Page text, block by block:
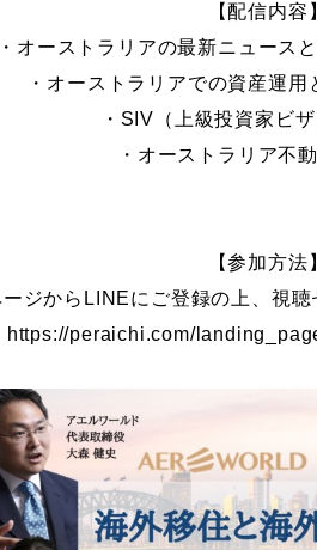
【配信内容】
オーストラリアの最新ニュース
・オーストラリアでの資産運
・SIV（上級投資家ビ
・オーストラリア不
【参加方法】
ジからLINEにご登録の上、視
https://peraichi.com/